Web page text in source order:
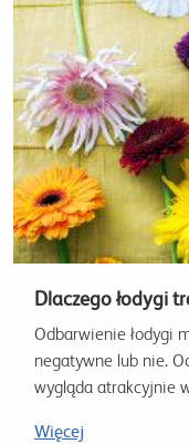
Dlaczego łodygi
Odbarwienie łodygi
negatywne lub nie.
wygląda atrakcyjnie
Więcej